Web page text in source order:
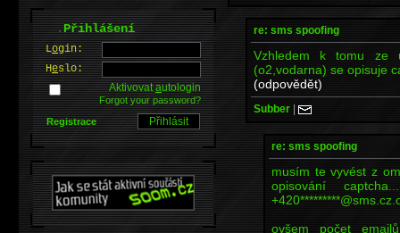
re: sms spoofing
Vzhledem k tomu ze
(o2,vodarna) se opisuje
(odpovědět)
Subber |
re: sms spoofing
musím te vyvést z
opisování
ovšem počet
.Přihlášení
Login:
Heslo:
Aktivovatautologin
Forgot your password?
Registrace